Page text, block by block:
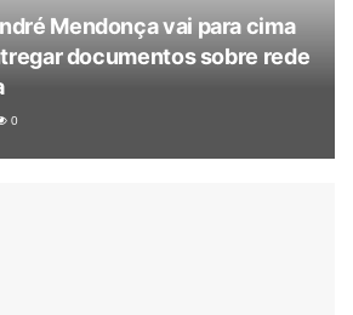
Mendonça vai para cima
documentos sobre rede
0